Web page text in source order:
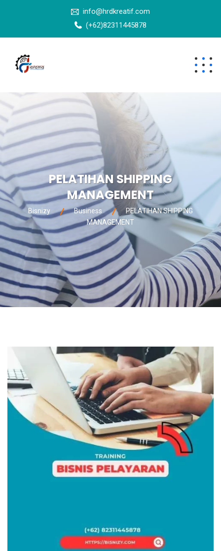
info@hrdkreatif.com
(+62)82311445878
PELATIHAN SHIPPING
MANAGEMENT
Bisnizy Business
PELATIHAN SHIPPING
MANAGEMENT